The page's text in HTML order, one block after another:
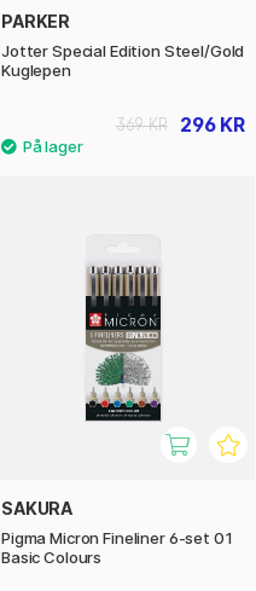
PARKER
Jotter Special Edition Steel/Gold
Kuglepen
296 KR
369 KR
SAKURA
Pigma Micron Fineliner 6-set 01
Basic Colours